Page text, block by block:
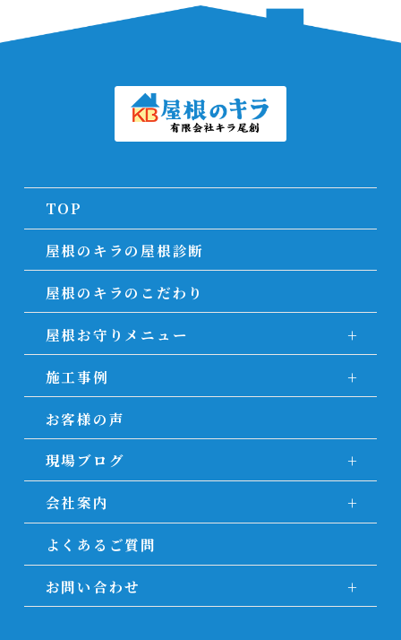
TOP
屋根のキラの屋根診断
屋根のキラのこだわり
屋根お守りメニュー
施工事例
お客様の声
現場ブログ
会社案内
よくあるご質問
お問い合わせ